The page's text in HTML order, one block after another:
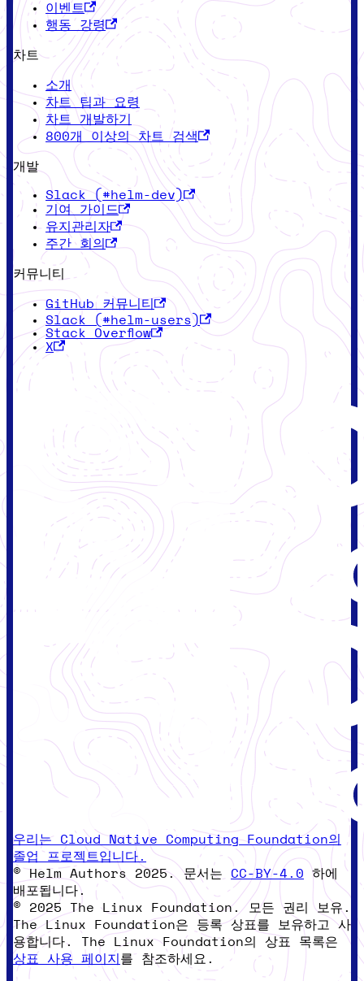
이벤트
행동 강령
차트
소개
차트 팁과 요령
차트 개발하기
800개 이상의 차트 검색
개발
Slack (#helm-dev)
기여 가이드
유지관리자
주간 회의
커뮤니티
GitHub 커뮤니티
Slack (#helm-users)
Stack Overflow
X
우리는 Cloud Native Computing Foundation의
졸업 프로젝트입니다.
© Helm Authors 2025. 문서는 CC-BY-4.0 하에
배포됩니다.
© 2025 The Linux Foundation. 모든 권리 보유.
The Linux Foundation은 등록 상표를 보유하고 사
용합니다. The Linux Foundation의 상표 목록은
상표 사용 페이지 를 참조하세요.